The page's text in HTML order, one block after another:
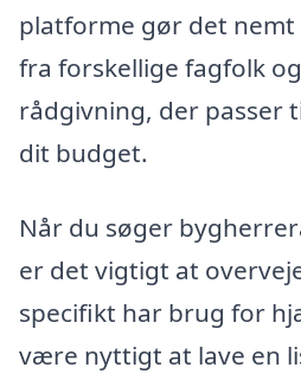
platforme gør det
fra forskellige fagfolk
rådgivning, der passer
dit budget.
Når du søger
er det vigtigt at
specifikt har brug for
være nyttigt at lave en